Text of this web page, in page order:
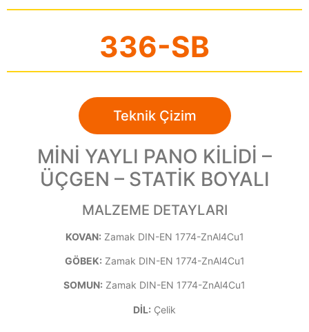
336-SB
Teknik Çizim
MİNİ YAYLI PANO KİLİDİ –
ÜÇGEN – STATİK BOYALI
MALZEME DETAYLARI
KOVAN: Zamak DIN-EN 1774-ZnAl4Cu1
GÖBEK: Zamak DIN-EN 1774-ZnAl4Cu1
SOMUN: Zamak DIN-EN 1774-ZnAl4Cu1
DİL: Çelik